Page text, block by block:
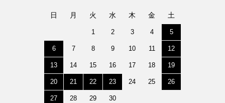
日 月 火 水 木 金 土
1 2 3 4 5
6 7 8 9 10 11 12
13 14 15 16 17 18 19
20 21 22 23 24 25 26
27 28 29 30